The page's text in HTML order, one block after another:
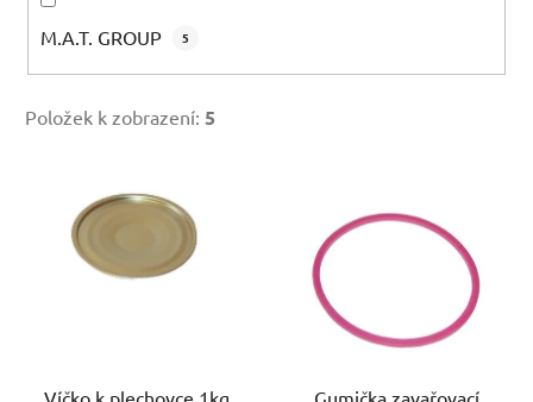
M.A.T. GROUP 5
Položek k zobrazení: 5
Víčko k plechovce 1kg Gumička zavařovací